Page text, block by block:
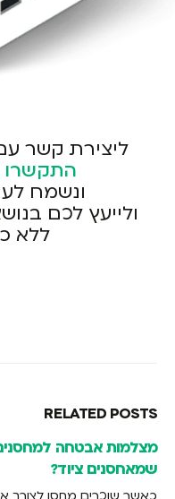
ליצירת קשר
התקשרו
ונשמח
ולייעץ לכם
ללא
RELATED POSTS
מצלמות אבטחה
שמאחסנים ציוד?